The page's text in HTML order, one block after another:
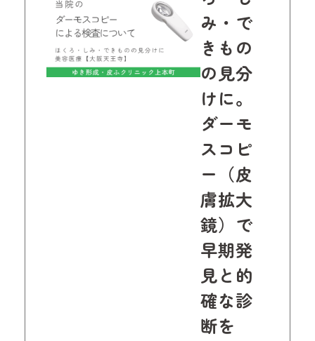
み・で
きもの
の見分
けに。
ダーモ
スコピ
ー（皮
膚拡大
鏡）で
早期発
見と的
確な診
断を